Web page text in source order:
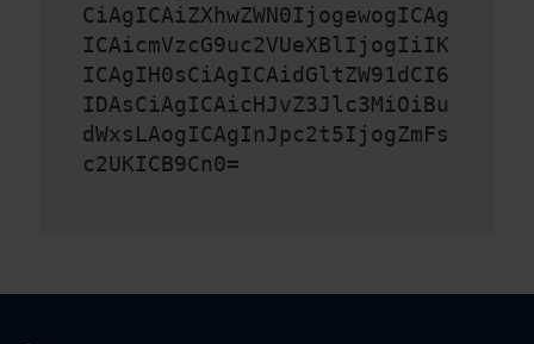
CiAgICAiZXhwZWN0IjogewogICAg
ICAicmVzcG9uc2VUeXBlIjogIiIK
ICAgIH0sCiAgICAidGltZW91dCI6
IDAsCiAgICAicHJvZ3Jlc3MiOiBu
dWxsLAogICAgInJpc2t5IjogZmFs
c2UKICB9Cn0=